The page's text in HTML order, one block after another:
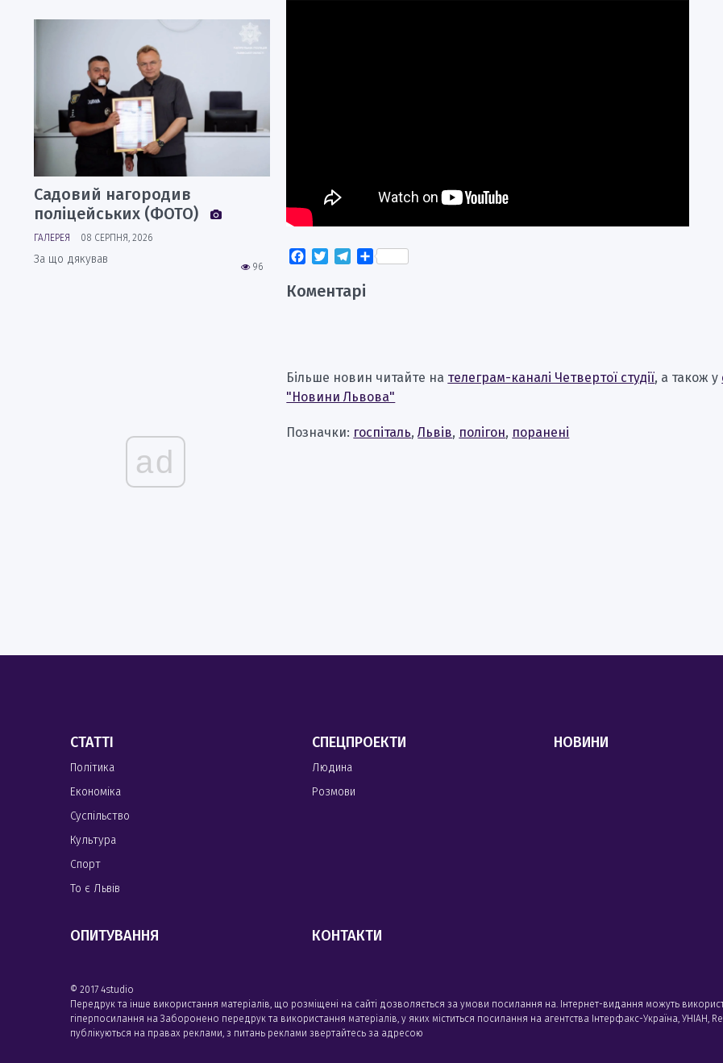
Facebook
TwitterTelegram
Поділитися
Коментарі
Більше новин читайте на телеграм-каналі Четвертої студії, а також у
"Новини Львова"
Позначки: госпіталь,Львів, полігон, поранені
Садовий нагородив
поліцейських (ФОТО)
ГАЛЕРЕЯ 08 СЕРПНЯ, 2026
96
За що дякував
ad
СТАТТІ
Політика
Економіка
Суспільство
Культура
Спорт
То є Львів
СПЕЦПРОЕКТИ
Людина
Розмови
НОВИНИ
ОПИТУВАННЯ КОНТАКТИ
© 2017 4studio
Передрук та інше використання матеріалів, що розміщені на сайті дозволяється за умови посилання на. Інтернет-видання можуть
гіперпосилання на Заборонено передрук та використання матеріалів, у яких міститься посилання на агентства Iнтерфакс-Україна, УНIАН,
публікуються на правах реклами, з питань реклами звертайтесь за адресою